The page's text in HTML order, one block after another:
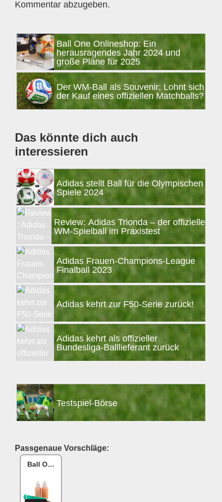
Kommentar abzugeben.
SeitenspalteBall One Onlineshop: Ein
herausragendes Jahr 2024 und
große Pläne für 2025
Der WM-Ball als Souvenir: Lohnt sich
der Kauf eines offiziellen Matchballs?
Das könnte dich auch
interessieren
Adidas stellt Ball für die Olympischen
Spiele 2024
Review: Adidas Trionda – der offizielle
WM-Spielball im Praxistest
Adidas Frauen-Champions-League
Finalball 2023
Adidas kehrt zur F50-Serie zurück!
Adidas kehrt als offizieller
Bundesliga-Balllieferant zurück
Testspiel-Börse
Passgenaue Vorschläge:
Ball One Reparaturset